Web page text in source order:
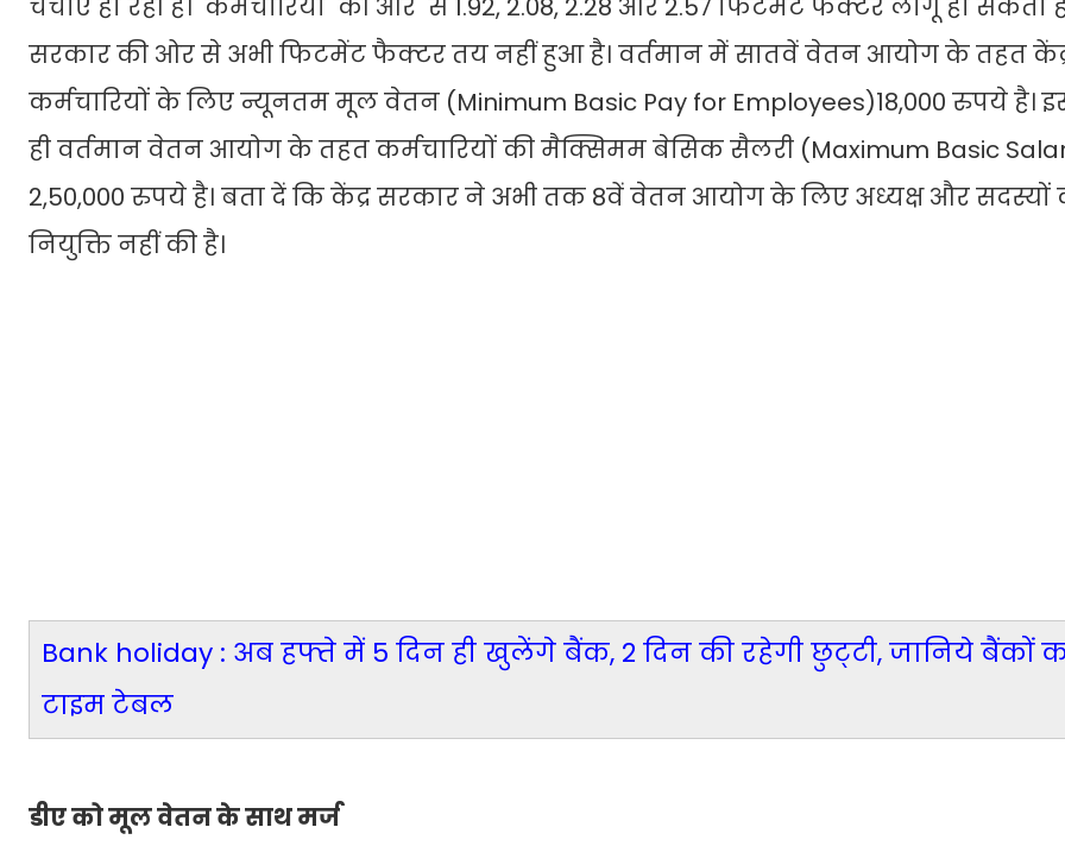
चर्चांए हो रही है। कर्मचारियों की ओर से 1.92, 2.08, 2.28 और 2.57 फिटमेंट फैक्टर लागू हो सकता
सरकार की ओर से अभी फिटमेंट फैक्टर तय नहीं हुआ है। वर्तमान में सातवें वेतन आयोग के तहत
कर्मचारियों के लिए न्यूनतम मूल वेतन (Minimum Basic Pay for Employees)18,000 रुपये है।
ही वर्तमान वेतन आयोग के तहत कर्मचारियों की मैक्सिमम बेसिक सैलरी (Maximum Basic
2,50,000 रुपये है। बता दें कि केंद्र सरकार ने अभी तक 8वें वेतन आयोग के लिए अध्यक्ष और सदस्यों
नियुक्ति नहीं की है।
Bank holiday : अब हफ्ते में 5 दिन ही खुलेंगे बैंक, 2 दिन की रहेगी छुट्‌टी, जानिये बैंकों
टाइम टेबल
डीए को मूल वेतन के साथ मर्ज